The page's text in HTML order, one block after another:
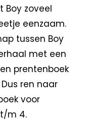
Boy zoveel
eenzaam.
tussen Boy
met een
prentenboek
ren naar
voor
m 4.